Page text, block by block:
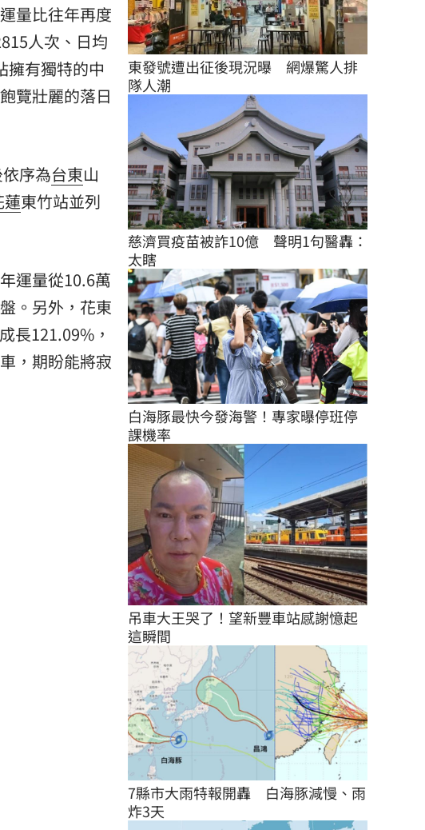
量比往年再度
人次、日均
擁有獨特的中
覽壯麗的落日
序為台東山
蓮東竹站並列
運量從10.6萬
。另外，花東
長121.09%，
，期盼能將寂
東發號遭出征後現況曝　網爆驚人排
隊人潮
慈濟買疫苗被詐10億　聲明1句醫轟：
太瞎
白海豚最快今發海警！專家曝停班停
課機率
吊車大王哭了！望新豐車站感謝憶起
這瞬間
7縣市大雨特報開轟　白海豚減慢、雨
炸3天